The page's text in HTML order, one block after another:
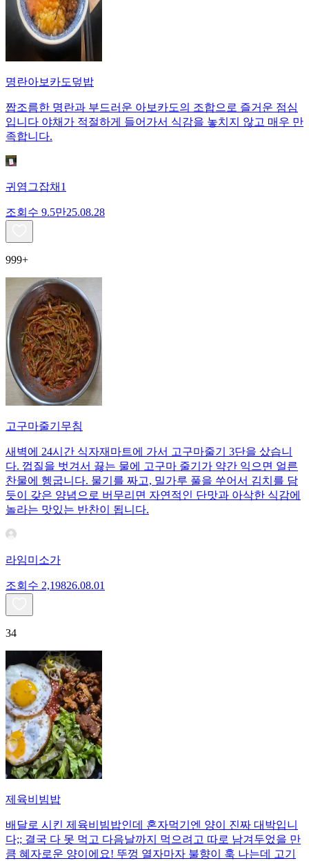
명란아보카도덮밥
짭조름한 명란과 부드러운 아보카도의 조합으로 즐거운 점심
입니다 야채가 적절하게 들어가서 식감을 놓치지 않고 매우 만
족합니다.
귀염그잡채1
조회수 9.5만25.08.28
999+
고구마줄기무침
새벽에 24시간 식자재마트에 가서 고구마줄기 3단을 샀습니
다. 껍질을 벗겨서 끓는 물에 고구마 줄기가 약간 익으면 얼른
찬물에 헹굽니다. 물기를 짜고, 밀가루 풀을 쑤어서 김치를 담
듯이 갖은 양념으로 버무리면 자연적인 단맛과 아삭한 식감에
놀라는 맛있는 반찬이 됩니다.
라임미소가
조회수 2,19826.08.01
34
제육비빔밥
배달로 시킨 제육비빔밥인데 혼자먹기엔 양이 진짜 대박입니
다;; 결국 다 못 먹고 다음날까지 먹으려고 따로 남겨두었을 만
큼 혜자로운 양이에요! 뚜껑 열자마자 불향이 훅 나는데 고기